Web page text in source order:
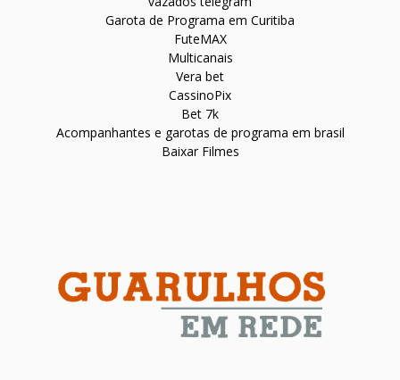
Garota de Programa em Curitiba
FuteMAX
Multicanais
Vera bet
CassinoPix
Bet 7k
Acompanhantes e garotas de programa em brasil
Baixar Filmes